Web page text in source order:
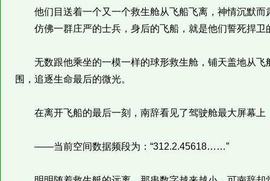
他们目送着一个又一个救生舱从飞船飞离，神情沉默而
仿佛一群庄严的士兵，身后的飞船，就是他们誓死捍卫
无数跟他乘坐的一模一样的球形救生舱，铺天盖地从飞
围，追逐生命最后的微光。
在离开飞船的最后一刻，南辞看见了驾驶舱最大屏幕上
——当前空间数据频段为：“312.2.45618……”